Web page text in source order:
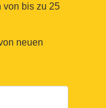
von bis zu 25
neuen